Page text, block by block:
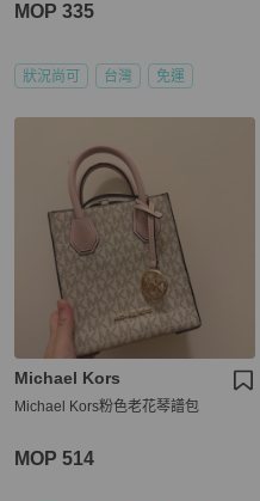
MOP 335
狀況尚可 台灣 免運
Michael Kors
Michael Kors粉色老花琴譜包
MOP 514